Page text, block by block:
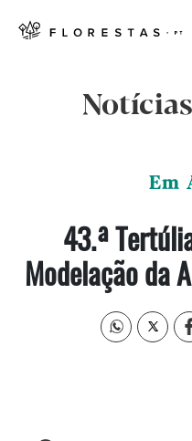
Em
43.ª
Modelação da